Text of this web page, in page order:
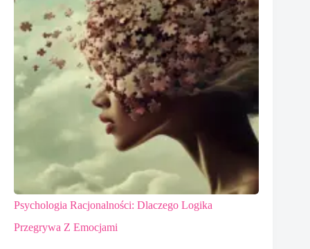
Psychologia Racjonalności: Dlaczego Logika
Przegrywa Z Emocjami